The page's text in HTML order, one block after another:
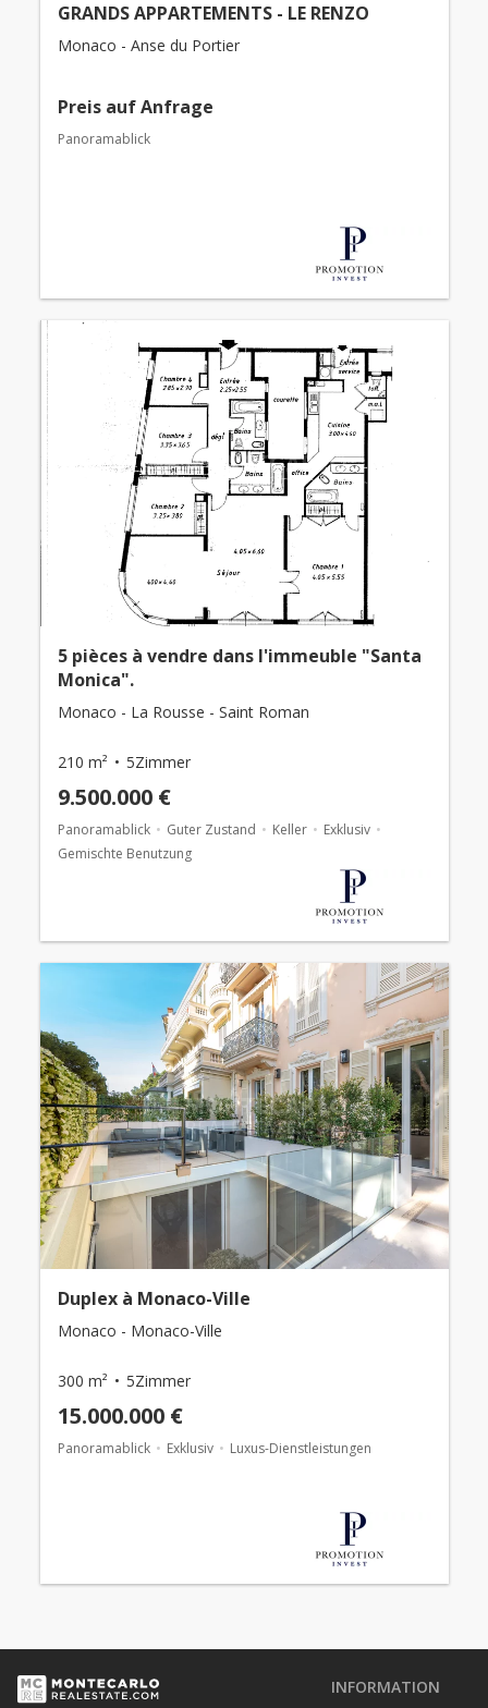
GRANDS APPARTEMENTS - LE RENZO
Monaco - Anse du Portier
Preis auf Anfrage
Panoramablick
5 pièces à vendre dans l'immeuble "Santa
Monica".
Monaco - La Rousse - Saint Roman
210 m² 5Zimmer
9.500.000 €
Panoramablick Guter Zustand Keller
Exklusiv
Gemischte Benutzung
Duplex à Monaco-Ville
Monaco - Monaco-Ville
300 m² 5Zimmer
15.000.000 €
Panoramablick Exklusiv Luxus-Dienstleistungen
INFORMATION